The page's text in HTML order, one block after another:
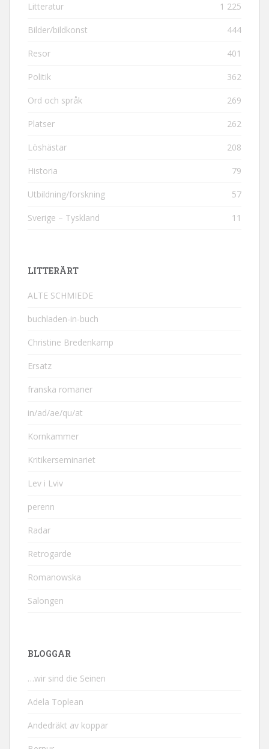
Litteratur 1 225
Bilder/bildkonst 444
Resor 401
Politik 362
Ord och språk 269
Platser 262
Löshästar 208
Historia 79
Utbildning/forskning 57
Sverige – Tyskland 11
LITTERÄRT
ALTE SCHMIEDE
buchladen-in-buch
Christine Bredenkamp
Ersatz
franska romaner
in/ad/ae/qu/at
Kornkammer
Kritikerseminariet
Lev i Lviv
perenn
Radar
Retrogarde
Romanowska
Salongen
BLOGGAR
…wir sind die Seinen
Adela Toplean
Andedräkt av koppar